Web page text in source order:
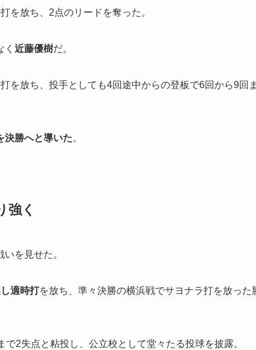
を放ち、2点のリードを奪った。
近藤優樹だ。
を放ち、投手としても4回途中からの登板で6回から9回
決勝へと導いた。
強く
いを見せた。
適時打を放ち、準々決勝の横浜戦でサヨナラ打を放った
で2失点と粘投し、公立校として堂々たる投球を披露。